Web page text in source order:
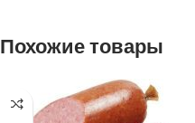
Похожие товары